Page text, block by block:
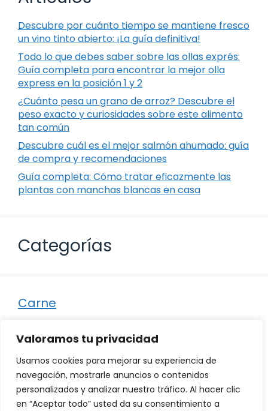
Valoramos tu privacidad
Usamos cookies para mejorar su experiencia de
navegación, mostrarle anuncios o contenidos
personalizados y analizar nuestro tráfico. Al hacer clic
en “Aceptar todo” usted da su consentimiento a
Descubre por cuánto tiempo se mantiene fresco
un vino tinto abierto: ¡La guía definitiva!
Todo lo que debes saber sobre las ollas exprés:
Guía completa para encontrar la mejor olla
express en la posición 1 y 2
¿Cuánto pesa un grano de arroz? Descubre el
peso exacto y curiosidades sobre este alimento
tan común
Descubre cuál es el mejor salmón ahumado: guía
de compra y recomendaciones
Guía completa: Cómo tratar eficazmente las
plantas con manchas blancas en casa
Categorías
Carne
Otro
Pescado